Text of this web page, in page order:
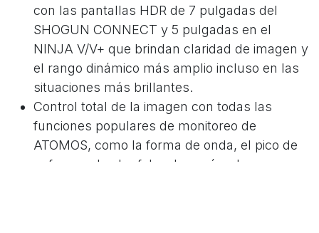
con las pantallas HDR de 7 pulgadas del
SHOGUN CONNECT y 5 pulgadas en el
NINJA V/V+ que brindan claridad de imagen y
el rango dinámico más amplio incluso en las
situaciones más brillantes.
Control total de la imagen con todas las
funciones populares de monitoreo de
ATOMOS, como la forma de onda, el pico de
enfoque, el color falso, las guías de